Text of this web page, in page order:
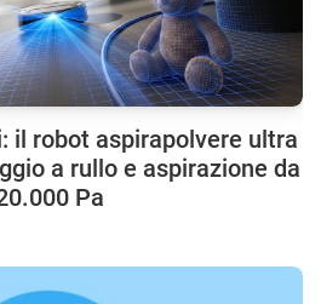
il robot aspirapolvere ultra
a rullo e aspirazione da
Pa